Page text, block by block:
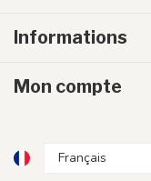
Informations
Mon compte